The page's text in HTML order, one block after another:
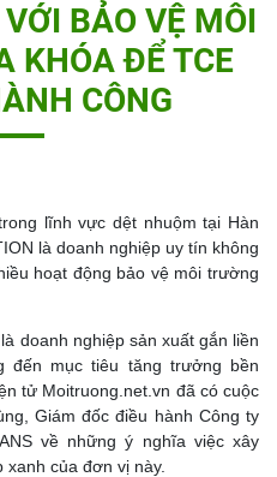
BẢO VỆ MÔI
KHÓA ĐỂ TCE
CÔNG
lĩnh vực dệt nhuộm tại Hàn
là doanh nghiệp uy tín không
hoạt động bảo vệ môi trường
doanh nghiệp sản xuất gắn liền
đến mục tiêu tăng trưởng bền
tử Moitruong.net.vn đã có cuộc
Giám đốc điều hành Công ty
về những ý nghĩa việc xây
của đơn vị này.